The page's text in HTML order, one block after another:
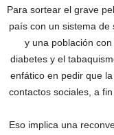
Para sortear el grave
país con un sistema
y una población
diabetes y el
enfático en pedir que
contactos sociales, a
Eso implica una